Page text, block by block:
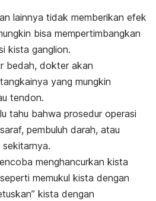
lainnya tidak memberikan efek
bisa mempertimbangkan
kista ganglion.
bedah, dokter akan
yang mungkin
tendon.
tahu bahwa prosedur operasi
pembuluh darah, atau
menghancurkan kista
memukul kista dengan
kista dengan